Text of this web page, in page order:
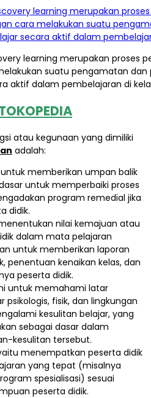
learning merupakan proses
suatu pengamatan
aktif dalam pembelajaran di
atau kegunaan yang dimiliki
adalah:
memberikan umpan balik
untuk memperbaiki proses
program remedial jika
didik.
nilai kemajuan atau
dalam mata pelajaran
untuk memberikan laporan
penentuan kenaikan kelas, dan
peserta didik.
untuk memahami latar
fisik, dan lingkungan
kesulitan belajar, yang
sebagai dasar dalam
kesulitan tersebut.
menempatkan peserta didik
yang tepat (misalnya
spesialisasi) sesuai
peserta didik.